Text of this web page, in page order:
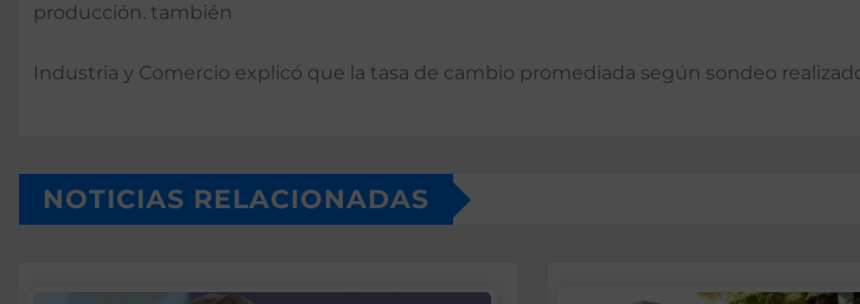
producción. también
Industria y Comercio explicó que la tasa de cambio promediada según sondeo
NOTICIAS RELACIONADAS